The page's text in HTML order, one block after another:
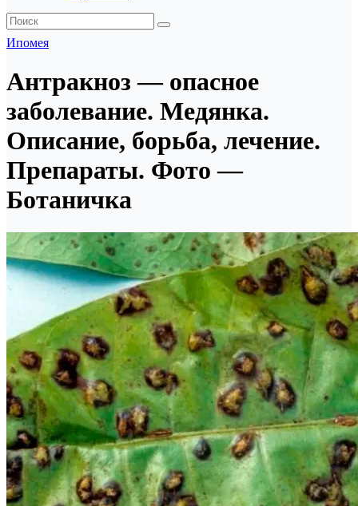
Ипомея
Антракноз — опасное
заболевание. Медянка.
Описание, борьба, лечение.
Препараты. Фото —
Ботаничка